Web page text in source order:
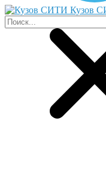
Кузов